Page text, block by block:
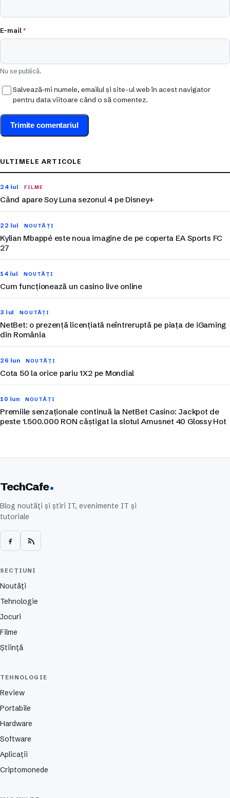
E-mail*
Nu se publică.
Salvează-mi numele, emailul și site-ul web în acest navigator
pentru data viitoare când o să comentez.
ULTIMELE ARTICOLE
24 iul FILME
Când apare Soy Luna sezonul 4 pe Disney+
22 iul NOUTĂȚI
Kylian Mbappé este noua imagine de pe coperta EA Sports FC
27
14 iul NOUTĂȚI
Cum funcționează un casino live online
3 iul NOUTĂȚI
NetBet: o prezență licențiată neîntreruptă pe piața de iGaming
din România
26 iun NOUTĂȚI
Cota 50 la orice pariu 1X2 pe Mondial
10 iun NOUTĂȚI
Premiile senzaționale continuă la NetBet Casino: Jackpot de
peste 1.500.000 RON câștigat la slotul Amusnet 40 Glossy Hot
TechCafe
Blog noutăți și știri IT, evenimente IT și
tutoriale
SECȚIUNI
Noutăți
Tehnologie
Jocuri
Filme
Știință
TEHNOLOGIE
Review
Portabile
Hardware
Software
Aplicații
Criptomonede